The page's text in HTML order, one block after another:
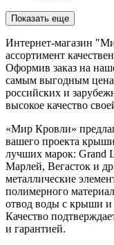
Показать еще
Интернет-магазин
ассортимент
Оформив заказ на
самым выгодным
российских и
высокое качество
«Мир Кровли»
вашего проекта
лучших марок: Grand
Марлей, Вегасток и
металлические
полимерного
отвод воды с крыши и
Качество
и гарантией.